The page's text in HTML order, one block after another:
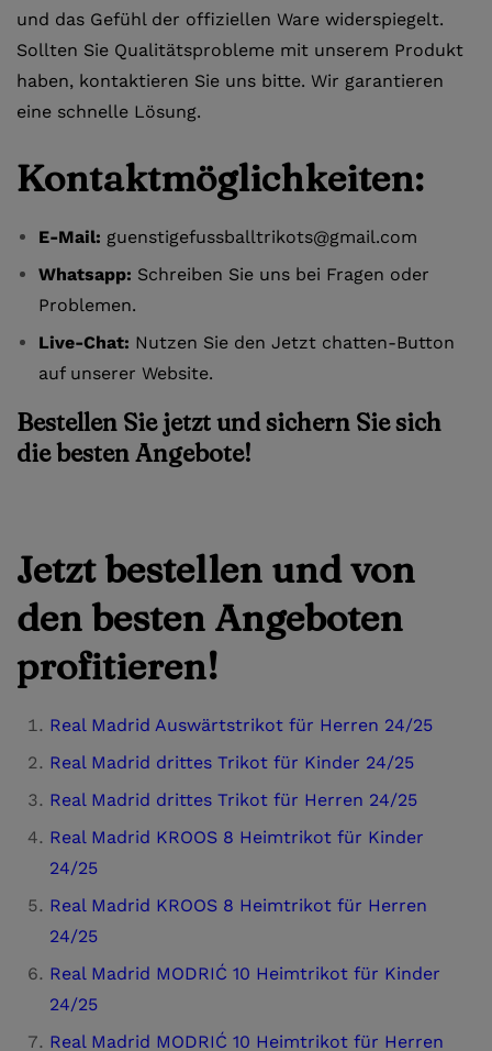
und das Gefühl der offiziellen Ware widerspiegelt.
Sollten Sie Qualitätsprobleme mit unserem Produkt
haben, kontaktieren Sie uns bitte. Wir garantieren
eine schnelle Lösung.
Kontaktmöglichkeiten:
E-Mail: guenstigefussballtrikots@gmail.com
Whatsapp: Schreiben Sie uns bei Fragen oder
Problemen.
Live-Chat: Nutzen Sie den Jetzt chatten-Button
auf unserer Website.
Bestellen Sie jetzt und sichern Sie sich
die besten Angebote!
Jetzt bestellen und von
den besten Angeboten
profitieren!
Real Madrid Auswärtstrikot für Herren 24/25
Real Madrid drittes Trikot für Kinder 24/25
Real Madrid drittes Trikot für Herren 24/25
Real Madrid KROOS 8 Heimtrikot für Kinder
24/25
Real Madrid KROOS 8 Heimtrikot für Herren
24/25
Real Madrid MODRIĆ 10 Heimtrikot für Kinder
24/25
Real Madrid MODRIĆ 10 Heimtrikot für Herren